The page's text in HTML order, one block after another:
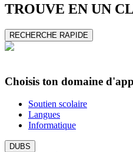
TROUVE EN UN
RECHERCHE RAPIDE
Choisis ton domaine
Soutien scolaire
Langues
Informatique
DUBS